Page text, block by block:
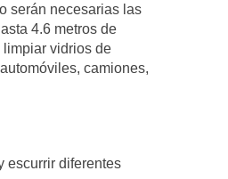
serán necesarias las
4.6 metros de
vidrios de
camiones,
escurrir diferentes